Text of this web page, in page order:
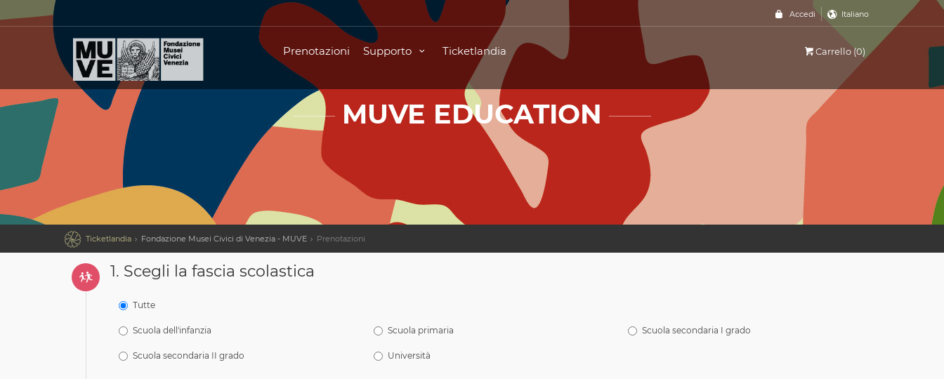
Accedi Italiano
Prenotazioni Supporto Ticketlandia Carrello (0)
MUVE EDUCATION
 Ticketlandia Fondazione Musei Civici di Venezia - MUVE Prenotazioni
1. Scegli la fascia scolastica
Tutte
Scuola dell'infanzia Scuola primaria Scuola secondaria I grado
Scuola secondaria II grado Università